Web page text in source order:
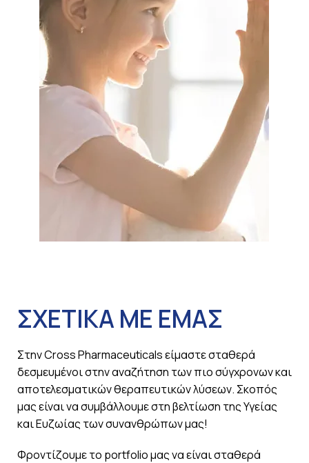
ΣΧΕΤΙΚΑ ΜΕ ΕΜΑΣ
Στην Cross Pharmaceuticals είμαστε σταθερά
δεσμευμένοι στην αναζήτηση των πιο σύγχρονων και
αποτελεσματικών θεραπευτικών λύσεων. Σκοπός
μας είναι να συμβάλλουμε στη βελτίωση της Υγείας
και Ευζωίας των συνανθρώπων μας!
Φροντίζουμε το portfolio μας να είναι σταθερά